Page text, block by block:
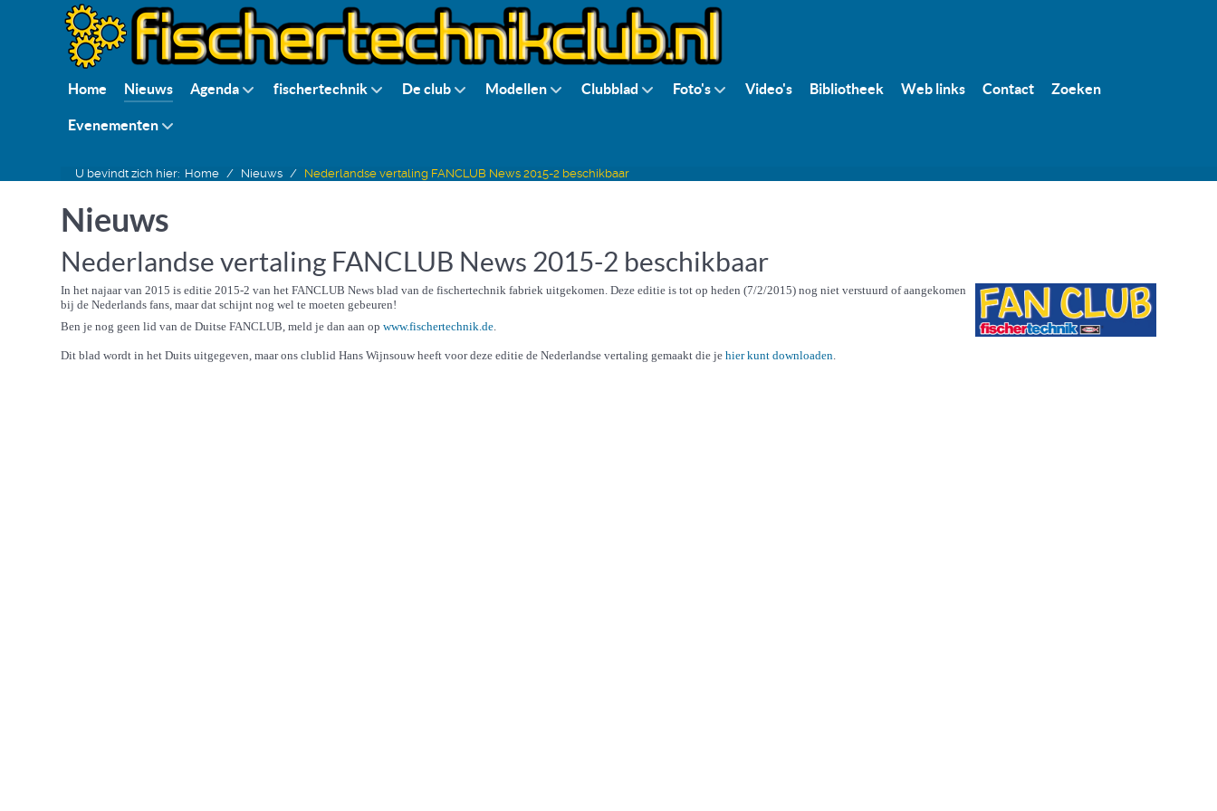
Home Nieuws Agenda fischertechnik De club Modellen Clubblad Foto's Video's Bibliotheek Web links Contact Zoeken
Evenementen
U bevindt zich hier: Home Nieuws Nederlandse vertaling FANCLUB News 2015-2 beschikbaar
Nieuws
Nederlandse vertaling FANCLUB News 2015-2 beschikbaar
In het najaar van 2015 is editie 2015-2 van het FANCLUB News blad van de fischertechnik fabriek uitgekomen. Deze editie is tot op heden (7/2/2015) nog niet verstuurd of aangekomen
bij de Nederlands fans, maar dat schijnt nog wel te moeten gebeuren!
Ben je nog geen lid van de Duitse FANCLUB, meld je dan aan opwww.fischertechnik.de.
Dit blad wordt in het Duits uitgegeven, maar ons clublid Hans Wijnsouw heeft voor deze editie de Nederlandse vertaling gemaakt die jehier kunt downloaden.